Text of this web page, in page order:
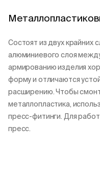
Состоят из двух крайних
алюминиевого слоя
армированию изделия
форму и отличаются
расширению. Чтобы
металлопластика,
пресс-фитинги. Для
пресс.